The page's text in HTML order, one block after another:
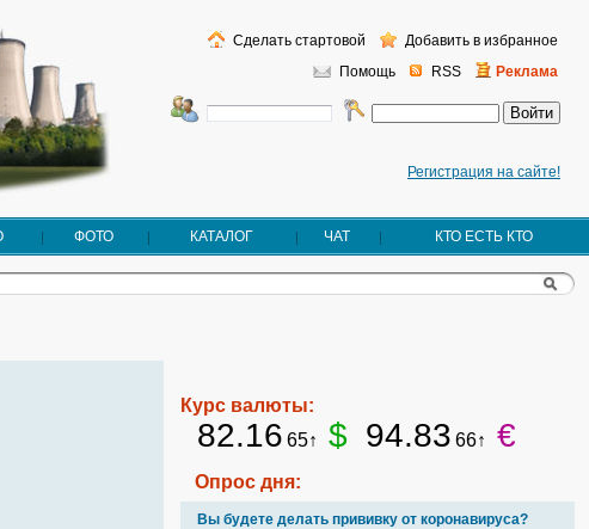
Регистрация на сайте!
Помощь RSS Реклама
Сделать стартовой Добавить в избранное
ФОТО КАТАЛОГ ЧАТ КТО ЕСТЬ КТО
Курс валюты:
82.16 65↑ $ 94.83 66↑ €
Опрос дня:
Вы будете делать прививку от коронавируса?